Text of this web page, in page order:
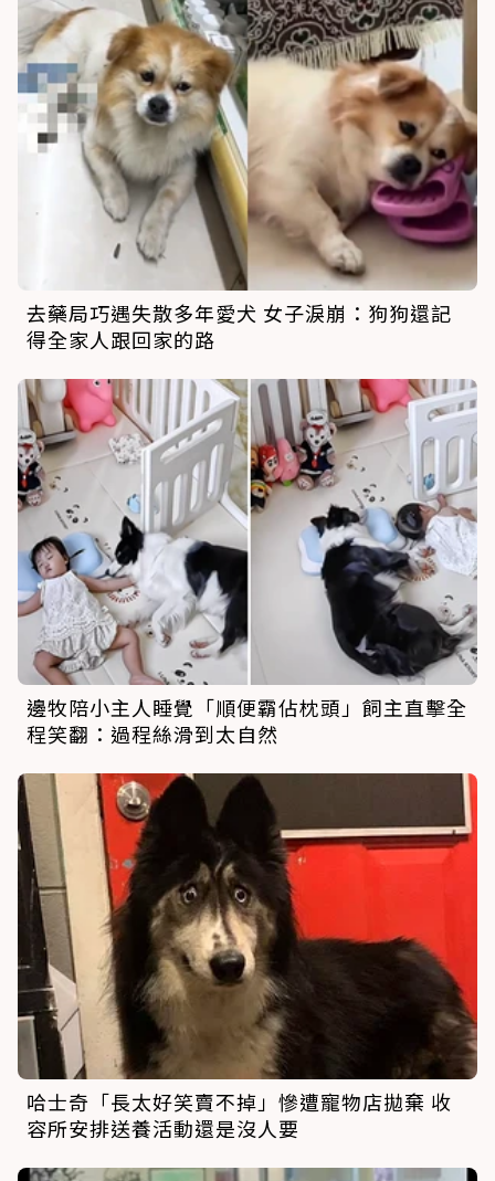
去藥局巧遇失散多年愛犬 女子淚崩：狗狗還記
得全家人跟回家的路
邊牧陪小主人睡覺「順便霸佔枕頭」飼主直擊全
程笑翻：過程絲滑到太自然
哈士奇「長太好笑賣不掉」慘遭寵物店拋棄 收
容所安排送養活動還是沒人要